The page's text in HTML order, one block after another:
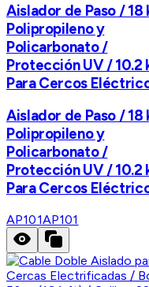
Aislador de Paso / 18
Polipropileno y
Policarbonato /
Protección UV / 10.2
Para Cercos
Aislador de Paso / 18
Polipropileno y
Policarbonato /
Protección UV / 10.2
Para Cercos
AP101AP101